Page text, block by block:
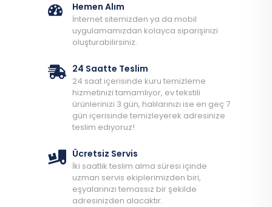
Hemen Alım
İnternet sitemizden ya da mobil
uygulamamızdan kolayca siparişinizi
oluşturabilirsiniz.
24 Saatte Teslim
24 saat içerisinde kuru temizleme
hizmetinizi tamamlıyor, ev tekstili
ürünlerinizi 3 gün, halılarınızı ise en geç 7
gün içerisinde temizleyerek adresinize
teslim ediyoruz!
Ücretsiz Servis
İki saatlik teslim alma süresi içinde
uzman servis ekiplerimizden biri,
eşyalarınızı temassız bir şekilde
adresinizden alacaktır.